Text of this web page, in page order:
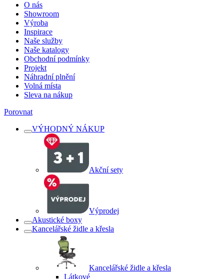
O nás
Showroom
Výroba
Inspirace
Naše služby
Naše katalogy
Obchodní podmínky
Projekt
Náhradní plnění
Volná místa
Sleva na nákup
Porovnat
VÝHODNÝ NÁKUP
Akční sety
Výprodej
Akustické boxy
Kancelářské židle a křesla
Kancelářské židle a křesla
Látkové